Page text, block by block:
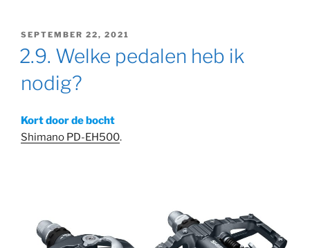
GEPLAATST
OP
SEPTEMBER 22, 2021
2.9. Welke pedalen heb ik
nodig?
Kort door de bocht
Shimano PD-EH500.